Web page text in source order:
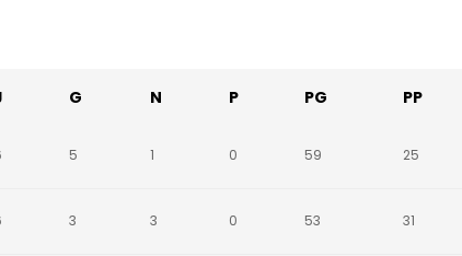
G N P PG PP
5 1 0 59 25
3 3 0 53 31